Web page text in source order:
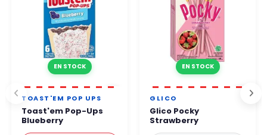
EN STOCK
TOAST'EM POP UPS
Toast'em Pop-Ups
Blueberry
EN STOCK
GLICO
Glico Pocky
Strawberry